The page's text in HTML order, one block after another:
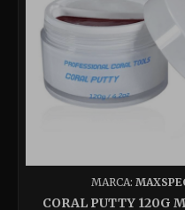
MARCA:
CORAL PUTTY 120G